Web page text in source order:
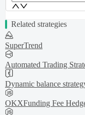
Related strategies
SuperTrend
Automated Trading
Dynamic balance
OKXFunding Fee